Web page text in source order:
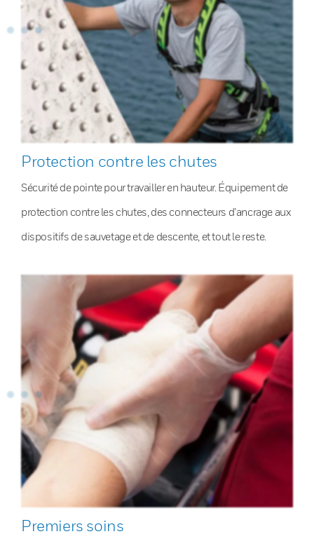
Protection contre les chutes
Sécurité de pointe pour travailler en hauteur. Équipement de
protection contre les chutes, des connecteurs d’ancrage aux
dispositifs de sauvetage et de descente, et tout le reste.
Premiers soins